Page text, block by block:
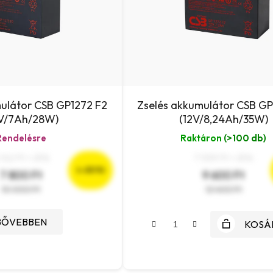
CSB GP1272 F2
7Ah/28W)
7 800 Ft (–22 %)
Zselés akkumulátor CSB
(12V/8,24Ah/35W)
Raktáron (>100 db)
9 600 Ft